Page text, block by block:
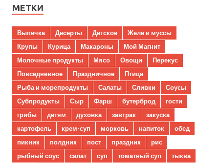
МЕТКИ
Выпечка Десерты Детское
Желе и муссы
Крупы
Курица Макароны
Мой Магнит
Молочные продукты
Мясо Овощи
Перекус
Повседневное
Праздничное
Птица
Рыба и морепродукты
Салаты Сливки
Соусы
Субпродукты
Сыр Фарш бутерброд
гости
грибы
детям духовка завтрак
закуска
картофель
крем-суп морковь напиток
обед
пикник
полдник пост праздник
рис
рыбный соус
салат суп томатный суп
тыква